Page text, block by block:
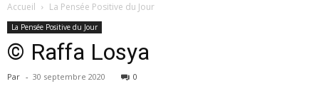
Accueil La Pensée Positive du Jour
La Pensée Positive du Jour
© Raffa Losya
Par - 30 septembre 2020 0